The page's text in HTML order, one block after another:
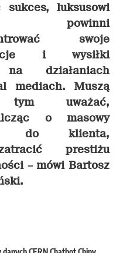
sukces, luksusowi
powinni
swoje
i wysiłki
działaniach
mediach. Muszą
uważać,
o masowy
do klienta,
prestiżu
– mówi Bartosz